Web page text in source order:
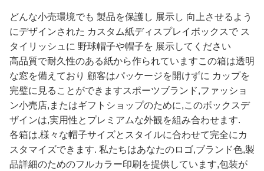
どんな小売環境でも 製品を保護し 展示し 向上させるよう
にデザインされた カスタム紙ディスプレイボックスで ス
タイリッシュに 野球帽子や帽子を 展示してください
高品質で耐久性のある紙から作られていますこの箱は透明
な窓を備えており 顧客はパッケージを開けずに カップを
完璧に見ることができますスポーツブランド,ファッショ
ン小売店,またはギフトショップのために,このボックスデ
ザインは,実用性とプレミアムな外観を組み合わせます.
各箱は,様々な帽子サイズとスタイルに合わせて完全にカ
スタマイズできます. 私たちはあなたのロゴ,ブランド色,製
品詳細のためのフルカラー印刷を提供しています,包装が